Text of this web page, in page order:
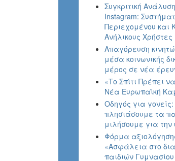
Συγκριτική
Instagram:
Περιεχομένου και
Ανήλικους Χρήστες
Απαγόρευση
μέσα κοινωνικής
μέρος σε νέα
«Το Σπίτι Πρέπει
Νέα Ευρωπαϊκή
Οδηγός για
πλησιάσουμε τα
μιλήσουμε για
Φόρμα
«Ασφάλεια στο
παιδιών Γυμνασίου